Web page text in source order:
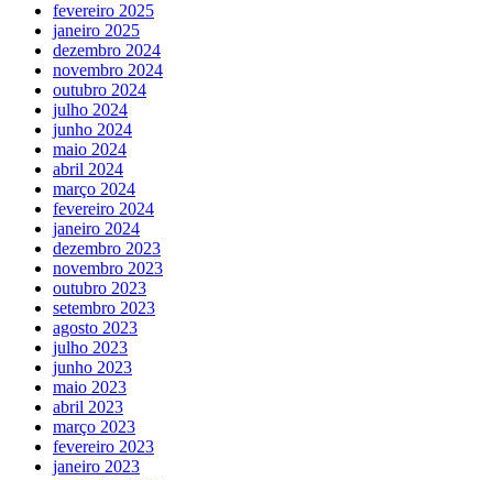
fevereiro 2025
janeiro 2025
dezembro 2024
novembro 2024
outubro 2024
julho 2024
junho 2024
maio 2024
abril 2024
março 2024
fevereiro 2024
janeiro 2024
dezembro 2023
novembro 2023
outubro 2023
setembro 2023
agosto 2023
julho 2023
junho 2023
maio 2023
abril 2023
março 2023
fevereiro 2023
janeiro 2023